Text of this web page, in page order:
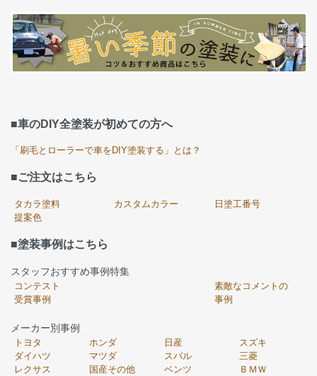
■車のDIY全塗装が初めての方へ
「刷毛とローラーで車をDIY塗装する」とは？
■ご注文はこちら
タカラ塗料
提案色
カスタムカラー 日塗工番号
■塗装事例はこちら
スタッフおすすめ事例特集
コンテスト
受賞事例
素敵なコメントの
事例
メーカー別事例
トヨタ ホンダ 日産
スズキ
ダイハツ
マツダ スバル
三菱
レクサス
国産その他 ベンツ ＢＭＷ